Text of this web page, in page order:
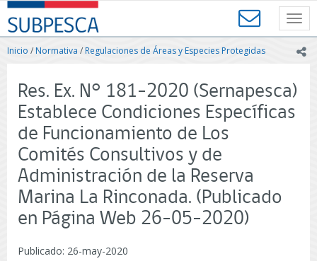
Contenido
principal
SUBPESCA
-
Subsecretaría
Acuicultura
Gobierno
de
Chile
Inicio /Normativa / Regulaciones de Áreas y Especies Protegidas
Res. Ex. N° 181-2020 (Sernapesca)
Establece Condiciones Específicas
de Funcionamiento de Los
Comités Consultivos y de
Administración de la Reserva
Marina La Rinconada. (Publicado
en Página Web 26-05-2020)
Publicado: 26-may-2020